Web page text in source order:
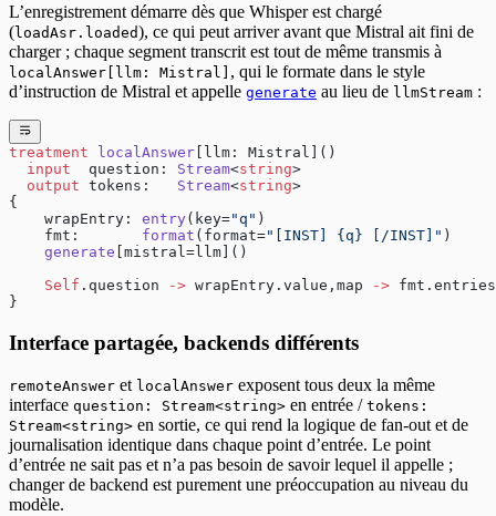
L’enregistrement démarre dès que Whisper est chargé
(loadAsr.loaded), ce qui peut arriver avant que Mistral ait fini de
charger ; chaque segment transcrit est tout de même transmis à
localAnswer[llm: Mistral] , qui le formate dans le style
d’instruction de Mistral et appelle generate au lieu de llmStream :
treatment localAnswer [llm: Mistral]()
  input
  question:
Stream<string>
  output
tokens: Stream<string>
{
    wrapEntry:
entry(key="q" )
    fmt:
format (format="[INST] {q} [/INST]" )
    generate
[mistral=llm]()
    Self
.question -> wrapEntry.value,map ->
}
Interface partagée, backends différents
remoteAnswer et localAnswer exposent tous deux la même
interface question: Stream<string> en entrée / tokens:
Stream<string> en sortie, ce qui rend la logique de fan-out et de
journalisation identique dans chaque point d’entrée. Le point
d’entrée ne sait pas et n’a pas besoin de savoir lequel il appelle ;
changer de backend est purement une préoccupation au niveau du
modèle.